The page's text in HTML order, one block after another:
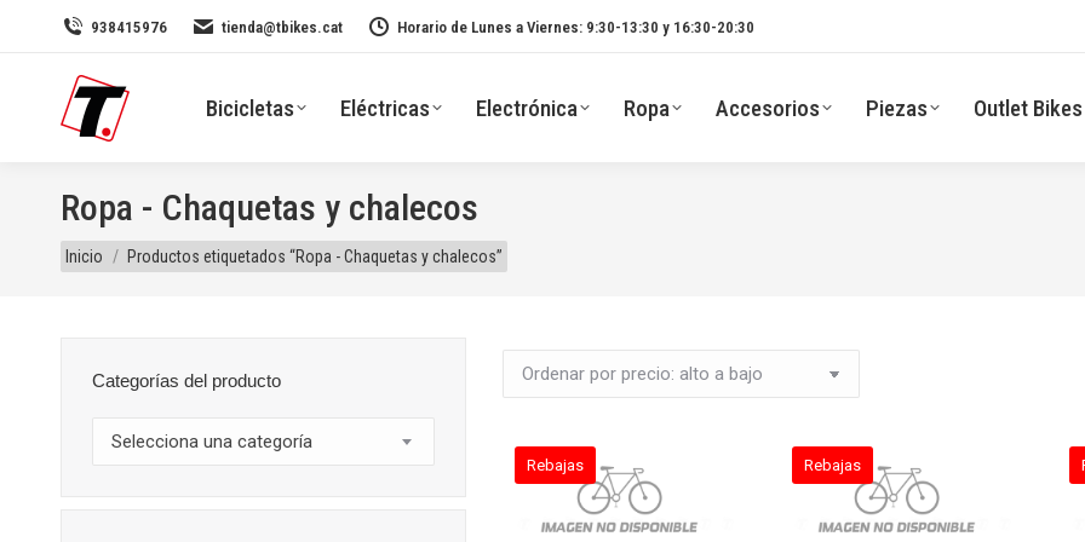
938415976 tienda@tbikes.cat Horario de Lunes a Viernes: 9:30-13:30 y 16:30-20:30
Bicicletas Eléctricas Electrónica Ropa Accesorios Piezas Outlet Bikes
Ropa - Chaquetas y chalecos
Estás aquí:
Inicio Productos etiquetados “Ropa - Chaquetas y chalecos”
Rebajas Rebajas
Categorías del producto
Selecciona una categoría